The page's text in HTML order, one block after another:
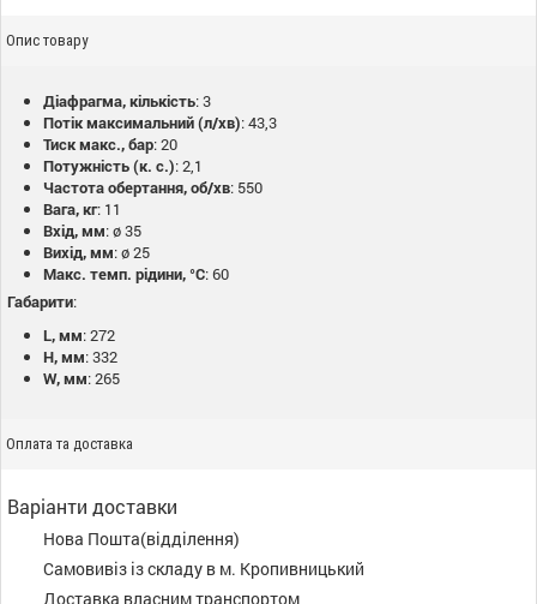
Опис товару
Діафрагма, кількість: 3
Потік максимальний (л/хв): 43,3
Тиск макс., бар: 20
Потужність (к. с.): 2,1
Частота обертання, об/хв: 550
Вага, кг: 11
Вхід, мм: ø 35
Вихід, мм: ø 25
Макс. темп. рідини, °C: 60
Габарити:
L, мм: 272
H, мм: 332
W, мм: 265
Оплата та доставка
Варіанти доставки
Нова Пошта(відділення)
Самовивіз із складу в м. Кропивницький
Доставка власним транспортом